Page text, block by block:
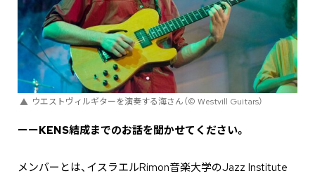
ウエストヴィルギターを演奏する海さん（© Westvill Guitars）
ーーKENS結成までのお話を聞かせてください。
メンバーとは、イスラエルRimon音楽大学のJazz Institute